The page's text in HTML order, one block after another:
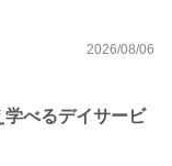
2026/08/06
学べるデイサービ